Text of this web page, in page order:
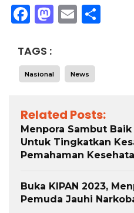
Facebook
Email
TAGS :
Nasional News
Related Posts:
Menpora Sambut
Untuk Tingkatkan
Pemahaman
Buka KIPAN 2023,
Pemuda Jauhi